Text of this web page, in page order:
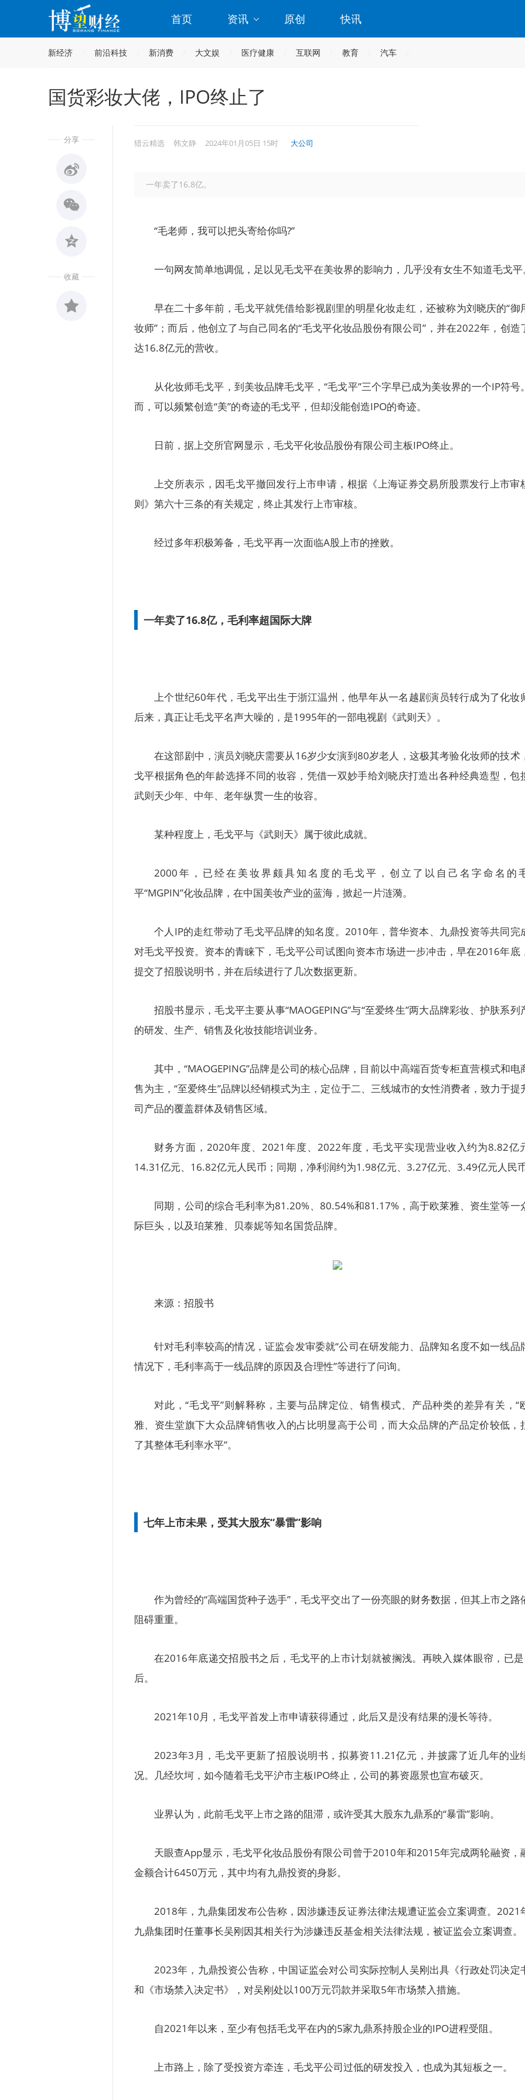
首页 资讯 原创 快讯
新经济 前沿科技 新消费 大文娱 医疗健康 互联网 教育 汽车
国货彩妆大佬，IPO终止了
分享
收藏
猎云精选 韩文静 2024年01月05日 15时 大公司
一年卖了16.8亿。
“毛老师，我可以把头寄给你吗?”
一句网友简单地调侃，足以见毛戈平在美妆界的影响力，几乎没有女生不知道毛戈平
早在二十多年前，毛戈平就凭借给影视剧里的明星化妆走红，还被称为刘晓庆的“御
妆师”；而后，他创立了与自己同名的“毛戈平化妆品股份有限公司”，并在2022年，创造
达16.8亿元的营收。
从化妆师毛戈平，到美妆品牌毛戈平，“毛戈平”三个字早已成为美妆界的一个IP符号
而，可以频繁创造“美”的奇迹的毛戈平，但却没能创造IPO的奇迹。
日前，据上交所官网显示，毛戈平化妆品股份有限公司主板IPO终止。
上交所表示，因毛戈平撤回发行上市申请，根据《上海证券交易所股票发行上市审
则》第六十三条的有关规定，终止其发行上市审核。
经过多年积极筹备，毛戈平再一次面临A股上市的挫败。
一年卖了16.8亿，毛利率超国际大牌
上个世纪60年代，毛戈平出生于浙江温州，他早年从一名越剧演员转行成为了化妆
后来，真正让毛戈平名声大噪的，是1995年的一部电视剧《武则天》。
在这部剧中，演员刘晓庆需要从16岁少女演到80岁老人，这极其考验化妆师的技术
戈平根据角色的年龄选择不同的妆容，凭借一双妙手给刘晓庆打造出各种经典造型，包
武则天少年、中年、老年纵贯一生的妆容。
某种程度上，毛戈平与《武则天》属于彼此成就。
2000年，已经在美妆界颇具知名度的毛戈平，创立了以自己名字命名的
平“MGPIN”化妆品牌，在中国美妆产业的蓝海，掀起一片涟漪。
个人IP的走红带动了毛戈平品牌的知名度。2010年，普华资本、九鼎投资等共同完
对毛戈平投资。资本的青睐下，毛戈平公司试图向资本市场进一步冲击，早在2016年底
提交了招股说明书，并在后续进行了几次数据更新。
招股书显示，毛戈平主要从事“MAOGEPING”与“至爱终生”两大品牌彩妆、护肤系列
的研发、生产、销售及化妆技能培训业务。
其中，“MAOGEPING”品牌是公司的核心品牌，目前以中高端百货专柜直营模式和电
售为主，“至爱终生”品牌以经销模式为主，定位于二、三线城市的女性消费者，致力于提
司产品的覆盖群体及销售区域。
财务方面，2020年度、2021年度、2022年度，毛戈平实现营业收入约为8.82亿
14.31亿元、16.82亿元人民币；同期，净利润约为1.98亿元、3.27亿元、3.49亿元人民币
同期，公司的综合毛利率为81.20%、80.54%和81.17%，高于欧莱雅、资生堂等一
际巨头，以及珀莱雅、贝泰妮等知名国货品牌。
来源：招股书
针对毛利率较高的情况，证监会发审委就“公司在研发能力、品牌知名度不如一线品
情况下，毛利率高于一线品牌的原因及合理性”等进行了问询。
对此，“毛戈平”则解释称，主要与品牌定位、销售模式、产品种类的差异有关，“
雅、资生堂旗下大众品牌销售收入的占比明显高于公司，而大众品牌的产品定价较低，
了其整体毛利率水平”。
七年上市未果，受其大股东“暴雷”影响
作为曾经的“高端国货种子选手”，毛戈平交出了一份亮眼的财务数据，但其上市之路
阻碍重重。
在2016年底递交招股书之后，毛戈平的上市计划就被搁浅。再映入媒体眼帘，已
后。
2021年10月，毛戈平首发上市申请获得通过，此后又是没有结果的漫长等待。
2023年3月，毛戈平更新了招股说明书，拟募资11.21亿元，并披露了近几年的业
况。几经坎坷，如今随着毛戈平沪市主板IPO终止，公司的募资愿景也宣布破灭。
业界认为，此前毛戈平上市之路的阻滞，或许受其大股东九鼎系的“暴雷”影响。
天眼查App显示，毛戈平化妆品股份有限公司曾于2010年和2015年完成两轮融资，
金额合计6450万元，其中均有九鼎投资的身影。
2018年，九鼎集团发布公告称，因涉嫌违反证券法律法规遭证监会立案调查。2021
九鼎集团时任董事长吴刚因其相关行为涉嫌违反基金相关法律法规，被证监会立案调查。
2023年，九鼎投资公告称，中国证监会对公司实际控制人吴刚出具《行政处罚决定
和《市场禁入决定书》，对吴刚处以100万元罚款并采取5年市场禁入措施。
自2021年以来，至少有包括毛戈平在内的5家九鼎系持股企业的IPO进程受阻。
上市路上，除了受投资方牵连，毛戈平公司过低的研发投入，也成为其短板之一。